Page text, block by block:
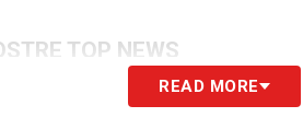
TOP NEWS
READ MORE